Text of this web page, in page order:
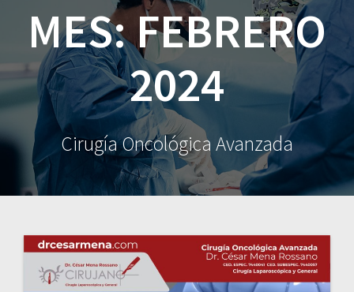
MES:FEBRERO
2024
Cirugía Oncológica Avanzada